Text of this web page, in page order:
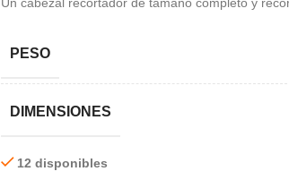
Un cabezal recortador de tamaño completo y
PESO
DIMENSIONES
12 disponibles